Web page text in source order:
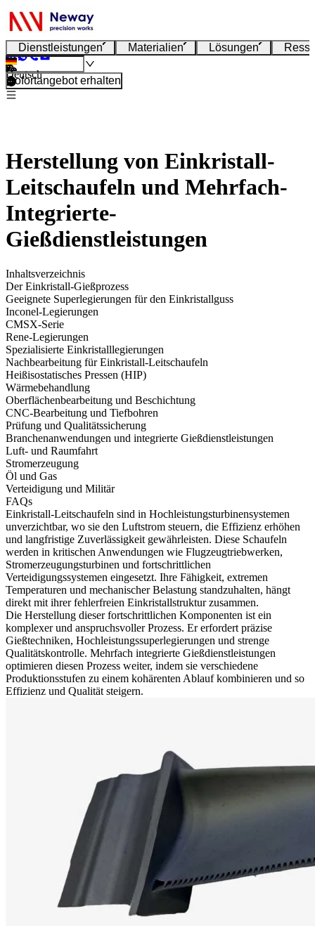
Dienstleistungen Materialien Lösungen
Deutsch
Sofortangebot erhalten
Herstellung von Einkristall-
Leitschaufeln und Mehrfach-
Integrierte-
Gießdienstleistungen
Inhaltsverzeichnis
Der Einkristall-Gießprozess
Geeignete Superlegierungen für den Einkristallguss
Inconel-Legierungen
CMSX-Serie
Rene-Legierungen
Spezialisierte Einkristalllegierungen
Nachbearbeitung für Einkristall-Leitschaufeln
Heißisostatisches Pressen (HIP)
Wärmebehandlung
Oberflächenbearbeitung und Beschichtung
CNC-Bearbeitung und Tiefbohren
Prüfung und Qualitätssicherung
Branchenanwendungen und integrierte Gießdienstleistungen
Luft- und Raumfahrt
Stromerzeugung
Öl und Gas
Verteidigung und Militär
FAQs
Einkristall-Leitschaufeln sind in Hochleistungsturbinensystemen
unverzichtbar, wo sie den Luftstrom steuern, die Effizienz erhöhen
und langfristige Zuverlässigkeit gewährleisten. Diese Schaufeln
werden in kritischen Anwendungen wie Flugzeugtriebwerken,
Stromerzeugungsturbinen und fortschrittlichen
Verteidigungssystemen eingesetzt. Ihre Fähigkeit, extremen
Temperaturen und mechanischer Belastung standzuhalten, hängt
direkt mit ihrer fehlerfreien Einkristallstrukturzusammen.
Die Herstellung dieser fortschrittlichen Komponenten ist ein
komplexer und anspruchsvoller Prozess. Er erfordert präzise
Gießtechniken, Hochleistungssuperlegierungen und strenge
Qualitätskontrolle. Mehrfach integrierte Gießdienstleistungen
optimieren diesen Prozess weiter, indem sie verschiedene
Produktionsstufen zu einem kohärenten Ablauf kombinieren und so
Effizienz und Qualität steigern.